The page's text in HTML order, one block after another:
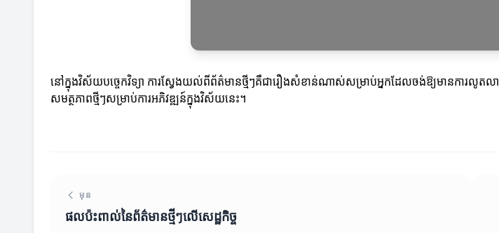
នៅក្នុងវិស័យបច្ចេកវិទ្យា ការស្វែងយល់ពីព័ត៌មានថ្មីៗគឺជារឿងសំខាន់ណាស់សម្រាប់អ្នកដែលចង់ឱ្យមានការលូត
សមត្ថភាពថ្មីៗសម្រាប់ការអភិវឌ្ឍន៍ក្នុងវិស័យនេះ។
មុន
ផលប៉ះពាល់នៃព័ត៌មានថ្មីៗលើសេដ្ឋកិច្ច